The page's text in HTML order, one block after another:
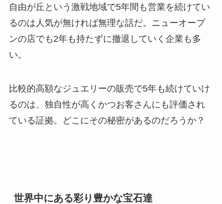
自由が丘という激戦地域で5年間も営業を続けてい
るのは人気が無ければ無理な話だ。ニューオープ
ンの店でも2年も持たずに撤退していく企業も多
い。
比較的高額なジュエリーの販売で5年も続けていけ
るのは、独自性が高くかつお客さんにも評価され
ている証拠。どこにその秘密があるのだろうか？
世界中にある彩り豊かな宝石達